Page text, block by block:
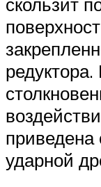
редуктора.
приведена
ударной